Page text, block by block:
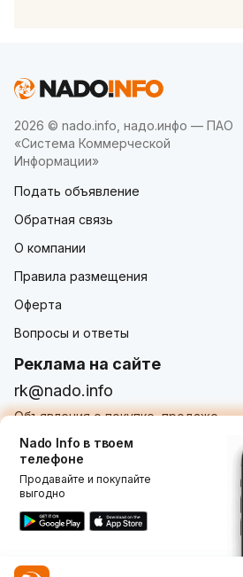
2026 © nado.info, надо.инфо — ПАО
«Система Коммерческой
Информации»
Подать объявление
Обратная связь
О компании
Правила размещения
Оферта
Вопросы и ответы
Реклама на сайте
rk@nado.info
Объявления о покупке, продаже,
услугах от частных лиц и
Использование nado.info, в том
объявлений на сайте означает
Nado Info в твоем
телефоне
Продавайте и покупайте
выгодно